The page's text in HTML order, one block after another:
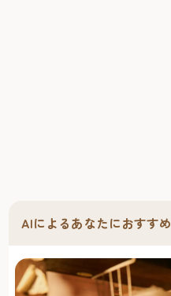
AIによるあなたにおすすめ